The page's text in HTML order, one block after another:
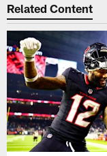
Related Content